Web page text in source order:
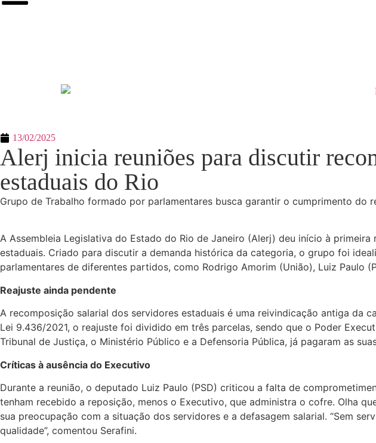
13/02/2025
Alerj inicia reuniões para discutir
estaduais do Rio
Grupo de Trabalho formado por parlamentares busca garantir o cumprimento
A Assembleia Legislativa do Estado do Rio de Janeiro (Alerj) deu início à
estaduais. Criado para discutir a demanda histórica da categoria, o grupo foi
parlamentares de diferentes partidos, como Rodrigo Amorim (União), Luiz Paulo
Reajuste ainda pendente
A recomposição salarial dos servidores estaduais é uma reivindicação antiga da
Lei 9.436/2021, o reajuste foi dividido em três parcelas, sendo que o Poder
Tribunal de Justiça, o Ministério Público e a Defensoria Pública, já pagaram as
Críticas à ausência do Executivo
Durante a reunião, o deputado Luiz Paulo (PSD) criticou a falta de
tenham recebido a reposição, menos o Executivo, que administra o cofre. Olha
sua preocupação com a situação dos servidores e a defasagem salarial. “Sem
qualidade”, comentou Serafini.